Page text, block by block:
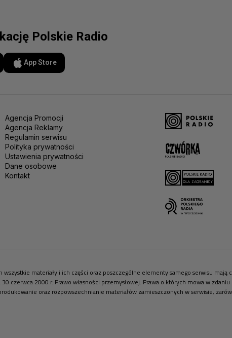
Polskie Radio
App Store
Agencja Promocji
Agencja Reklamy
Regulamin serwisu
Polityka prywatności
Ustawienia prywatności
Dane osobowe
Kontakt
materiały i ich części oraz poszczególne elementy samego serwisu
czerwca 2000 r. Prawo własności przemysłowej. Prawa o których mowa w
oraz rozpowszechnianie materiałów zamieszczonych w serwisie,